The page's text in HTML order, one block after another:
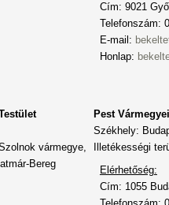
Cím: 9021
Telefonszám:
E-mail:
Honlap:
vármegye,
Bereg
Pest
Székhely:
Illetékességi
Elérhetőség:
Cím: 1055